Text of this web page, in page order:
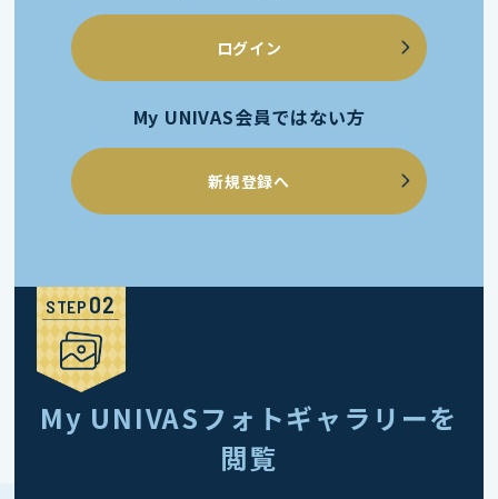
ログイン
My UNIVAS会員ではない方
新規登録へ
STEP
My UNIVASフォトギャラリーを
閲覧